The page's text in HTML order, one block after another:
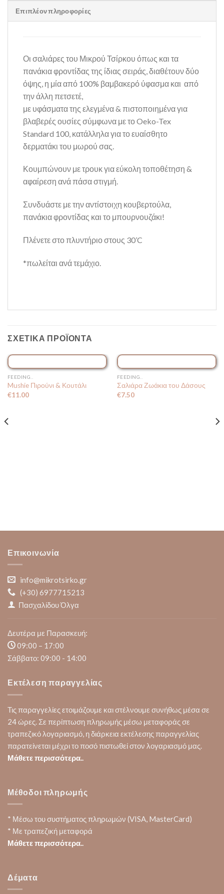
Επιπλέον πληροφορίες
Οι σαλιάρες του Μικρού Τσίρκου όπως και τα
πανάκια φροντίδας της ίδιας σειράς, διαθέτουν δύο
όψης, η μία από 100% βαμβακερό ύφασμα και από
την άλλη πετσετέ,
με υφάσματα της ελεγμένα & πιστοποιημένα για
βλαβερές ουσίες σύμφωνα με το Oeko-Tex
Standard 100, κατάλληλα για το ευαίσθητο
δερματάκι του μωρού σας.
Κουμπώνουν με τρουκ για εύκολη τοποθέτηση &
αφαίρεση ανά πάσα στιγμή.
Συνδυάστε με την αντίστοιχη κουβερτούλα,
πανάκια φροντίδας και το μπουρνουζάκι!
Πλένετε στο πλυντήριο στους 30’C
*πωλείται ανά τεμάχιο.
ΣΧΕΤΙΚΆ ΠΡΟΪΌΝΤΑ
FEEDING..
Mushie Πιρούνι & Κουτάλι
€11.00
ΕΞΑΝΤΛΗΜΈΝΟ
FEEDING..
Σαλιάρα Ζωάκια του Δάσους
€7.50
Επικοινωνία
info@mikrotsirko.gr
(+30) 6977715213
Πασχαλίδου Όλγα
Δευτέρα με Παρασκευή:
09:00 – 17:00
Σάββατο: 09:00 - 14:00
Εκτέλεση παραγγελίας
Τις παραγγελίες ετοιμάζουμε και στέλνουμε συνήθως μέσα σε
24 ώρες. Σε περίπτωση πληρωμής μέσω μεταφοράς σε
τραπεζικό λογαριασμό, η διάρκεια εκτέλεσης παραγγελίας
παρατείνεται μέχρι το ποσό πιστωθεί στον λογαριασμό μας.
Μάθετε περισσότερα..
Μέθοδοι πληρωμής
* Μέσω του συστήματος πληρωμών (VISA, MasterCard)
* Με τραπεζική μεταφορά
Μάθετε περισσότερα..
Δέματα